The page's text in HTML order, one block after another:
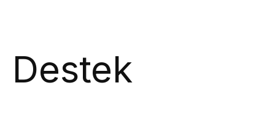
Destek